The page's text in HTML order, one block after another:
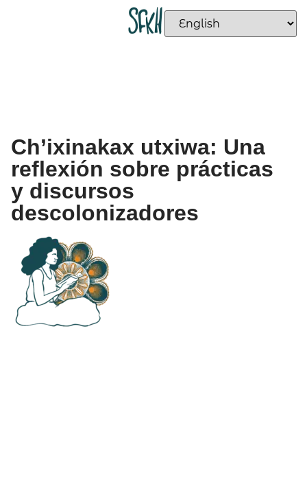
Ch’ixinakax utxiwa: Una
reflexión sobre prácticas
y discursos
descolonizadores